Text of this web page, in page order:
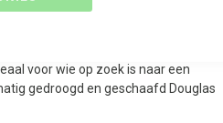
sporenkap en een charmante,
voor wie op zoek is naar een
gedroogd en geschaafd Douglas